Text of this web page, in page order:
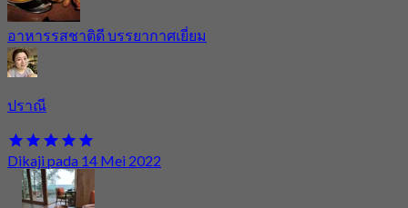
อาหารรสชาติดี บรรยากาศเยี่ยม
ปราณี
Dikaji pada 14 Mei 2022